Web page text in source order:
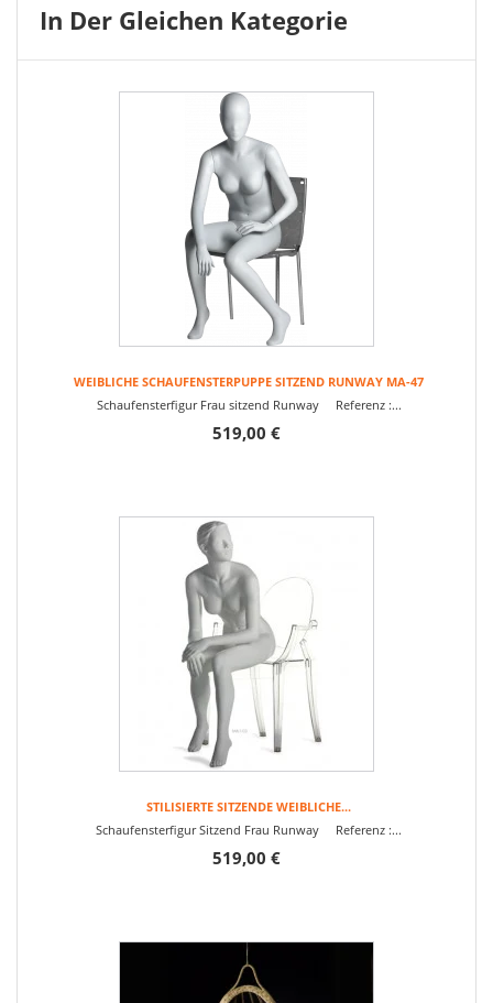
In Der Gleichen Kategorie
WEIBLICHE SCHAUFENSTERPUPPE SITZEND RUNWAY MA-47
Schaufensterfigur Frau sitzend Runway Referenz :...
519,00 €
STILISIERTE SITZENDE WEIBLICHE...
Schaufensterfigur Sitzend Frau Runway Referenz :...
519,00 €